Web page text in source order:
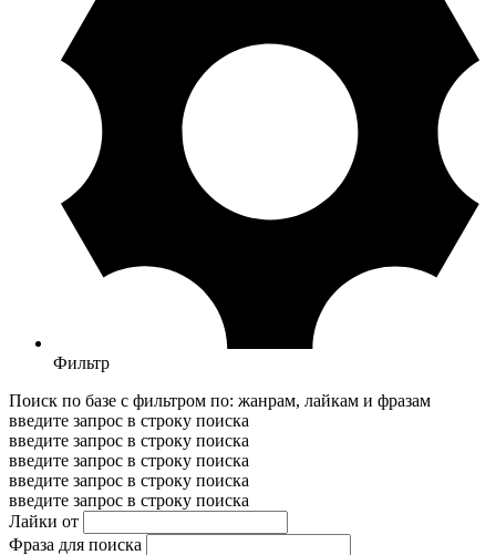
Фильтр
Поиск по базе с фильтром по: жанрам, лайкам и фразам
введите запрос в строку поиска
введите запрос в строку поиска
введите запрос в строку поиска
введите запрос в строку поиска
введите запрос в строку поиска
Лайки от
Фраза для поиска